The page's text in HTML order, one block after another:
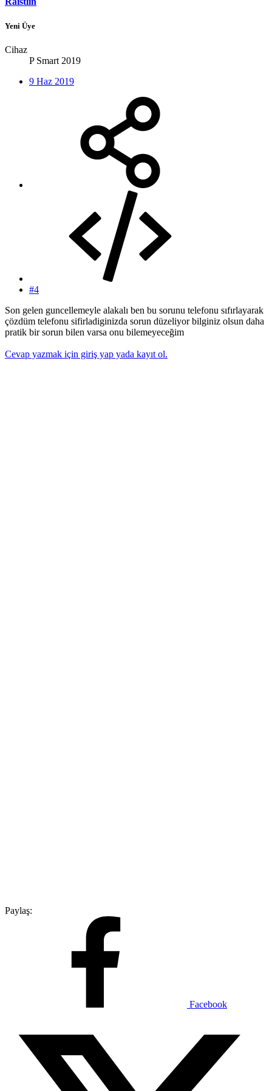
Yeni Üye
Cihaz
P Smart 2019
9 Haz 2019
#4
Son gelen guncellemeyle alakalı ben bu sorunu telefonu sıfırlayarak
çözdüm telefonu sifirladiginizda sorun düzeliyor bilginiz olsun daha
pratik bir sorun bilen varsa onu bilemeyeceğim
Cevap yazmak için giriş yap yada kayıt ol.
Paylaş:
Facebook